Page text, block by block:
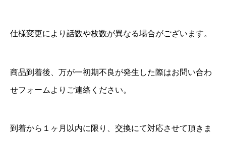
仕様変更により話数や枚数が異なる場合がございます。
商品到着後、万が一初期不良が発生した際はお問い合わ
せフォームよりご連絡ください。
到着から１ヶ月以内に限り、交換にて対応させて頂きま